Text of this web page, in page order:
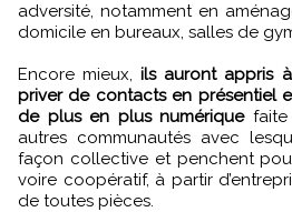
adversité, notamment en
domicile en bureaux, salles de
Encore mieux,ils auront appris
priver de contacts en présentiel
de plus en plus numériquefaite
autres communautés avec
façon collective et penchent
voire coopératif, à partir
de toutes pièces.